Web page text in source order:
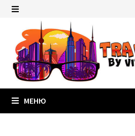
Перейти
содержимому
МЕНЮ